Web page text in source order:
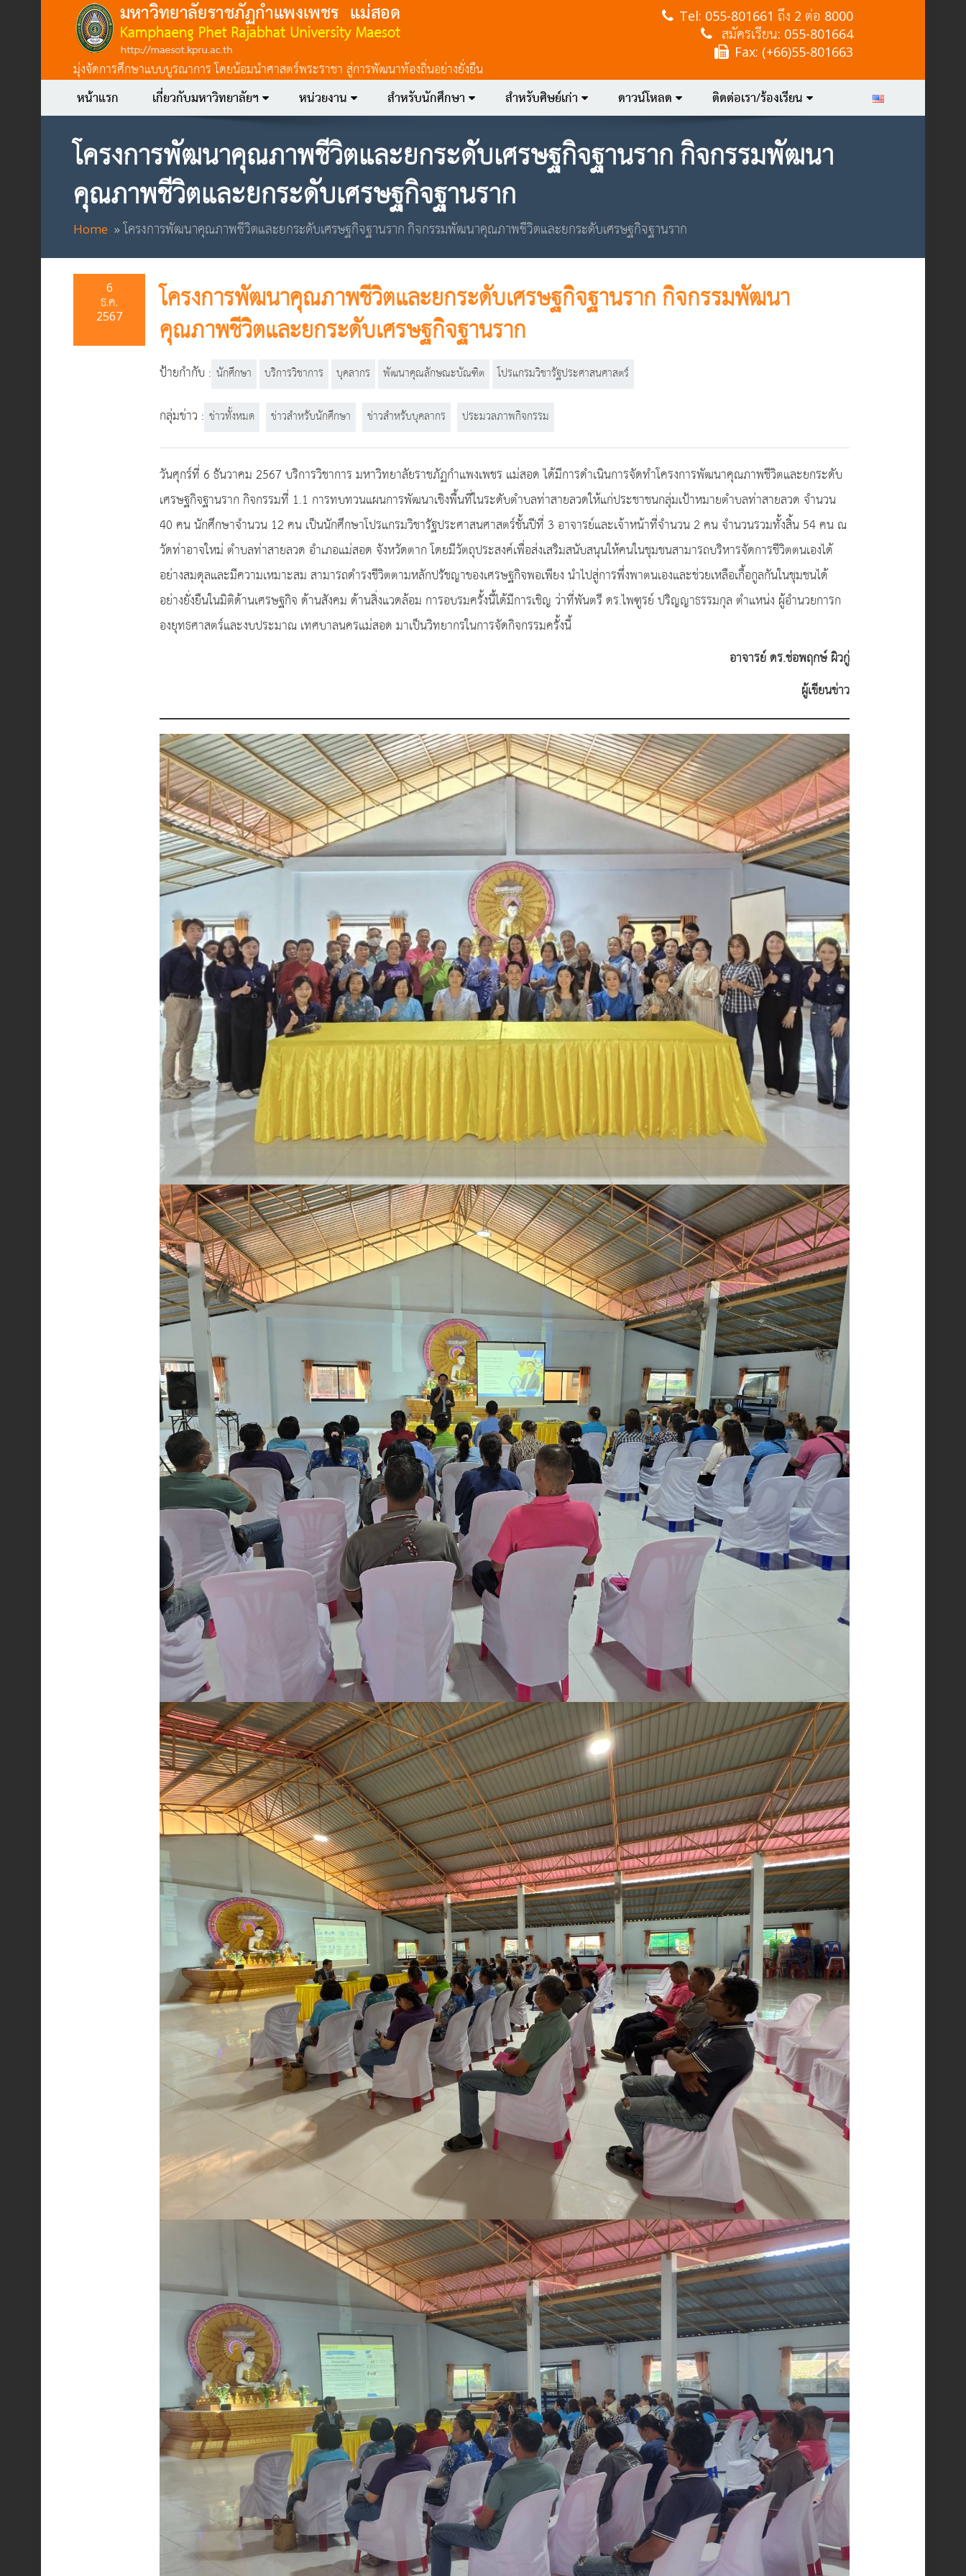
มุ่งจัดการศึกษาแบบบูรณาการ โดยน้อมนำศาสตร์พระราชา สู่การพัฒนาท้องถิ่นอย่างยั่งยืน
Tel: 055-801661 ถึง 2 ต่อ 8000
สมัครเรียน: 055-801664
Fax: (+66)55-801663
หน้าแรก เกี่ยวกับมหาวิทยาลัยฯ หน่วยงาน สำหรับนักศึกษา สำหรับศิษย์เก่า ดาวน์โหลด ติดต่อเรา/ร้องเรียน
โครงการพัฒนาคุณภาพชีวิตและยกระดับเศรษฐกิจฐานราก กิจกรรมพัฒนา
คุณภาพชีวิตและยกระดับเศรษฐกิจฐานราก
Home โครงการพัฒนาคุณภาพชีวิตและยกระดับเศรษฐกิจฐานราก กิจกรรมพัฒนาคุณภาพชีวิตและยกระดับเศรษฐกิจฐานราก
6
ธ.ค.
2567
โครงการพัฒนาคุณภาพชีวิตและยกระดับเศรษฐกิจฐานราก กิจกรรมพัฒนา
คุณภาพชีวิตและยกระดับเศรษฐกิจฐานราก
ป้ายกำกับ : นักศึกษา บริการวิชาการ บุคลากร พัฒนาคุณลักษณะบัณฑิต โปรแกรมวิชารัฐประศาสนศาสตร์
กลุ่มข่าว : ข่าวทั้งหมด ข่าวสำหรับนักศึกษา ข่าวสำหรับบุคลากร ประมวลภาพกิจกรรม
วันศุกร์ที่ 6 ธันวาคม 2567 บริการวิชาการ มหาวิทยาลัยราชภัฏกำแพงเพชร แม่สอด ได้มีการดำเนินการจัดทำโครงการพัฒนาคุณภาพชีวิตและยกระดับ
เศรษฐกิจฐานราก กิจกรรมที่ 1.1 การทบทวนแผนการพัฒนาเชิงพื้นที่ในระดับตำบลท่าสายลวดให้แก่ประชาชนกลุ่มเป้าหมายตำบลท่าสายลวด จำนวน
40 คน นักศึกษาจำนวน 12 คน เป็นนักศึกษาโปรแกรมวิชารัฐประศาสนศาสตร์ชั้นปีที่ 3 อาจารย์และเจ้าหน้าที่จำนวน 2 คน จำนวนรวมทั้งสิ้น 54 คน ณ
วัดท่าอาจใหม่ ตำบลท่าสายลวด อำเภอแม่สอด จังหวัดตาก โดยมีวัตถุประสงค์เพื่อส่งเสริมสนับสนุนให้คนในชุมชนสามารถบริหารจัดการชีวิตตนเองได้
อย่างสมดุลและมีความเหมาะสม สามารถดำรงชีวิตตามหลักปรัชญาของเศรษฐกิจพอเพียง นำไปสู่การพึ่งพาตนเองและช่วยเหลือเกื้อกูลกันในชุมชนได้
อย่างยั่งยืนในมิติด้านเศรษฐกิจ ด้านสังคม ด้านสิ่งแวดล้อม การอบรมครั้งนี้ได้มีการเชิญ ว่าที่พันตรี ดร.ไพฑูรย์ ปริญญาธรรมกุล ตำแหน่ง ผู้อำนวยการก
องยุทธศาสตร์และงบประมาณ เทศบาลนครแม่สอด มาเป็นวิทยากรในการจัดกิจกรรมครั้งนี้
อาจารย์ดร.ช่อพฤกษ์ ผิวกู่
ผู้เขียนข่าว